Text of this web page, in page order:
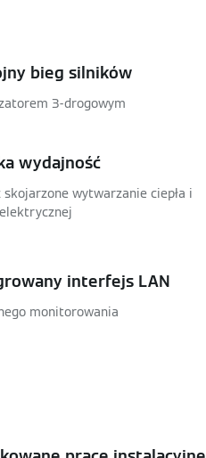
bieg silników
3-drogowym
wydajność
skojarzone wytwarzanie ciepła i
interfejs LAN
monitorowania